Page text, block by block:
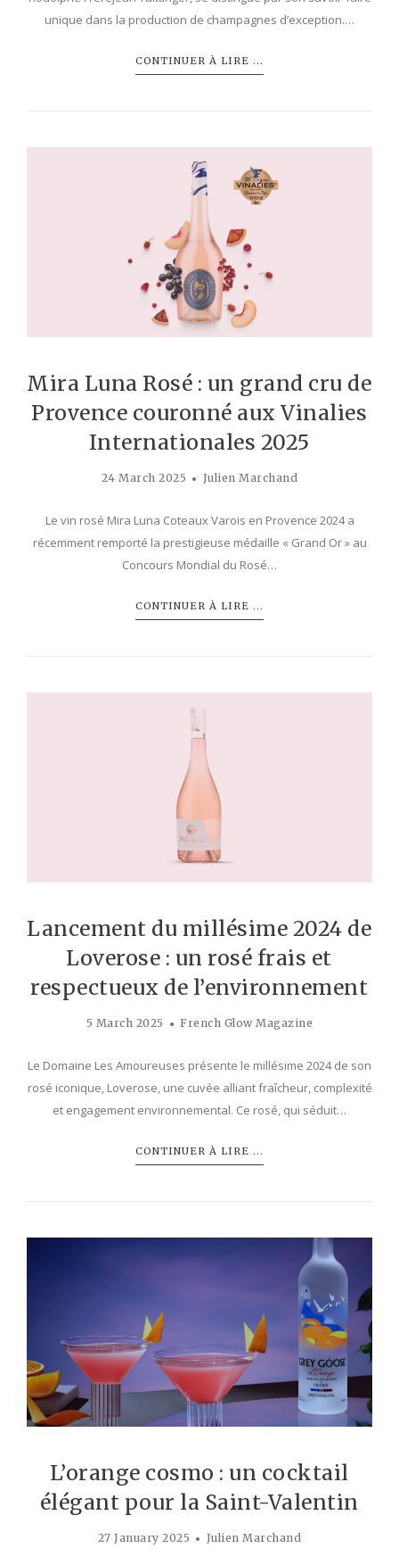
unique dans la production de champagnes d’exception.…
CONTINUER À LIRE ...
Mira Luna Rosé : un grand cru de
Provence couronné aux Vinalies
Internationales 2025
24 March 2025 Julien Marchand
Le vin rosé Mira Luna Coteaux Varois en Provence 2024 a
récemment remporté la prestigieuse médaille « Grand Or » au
Concours Mondial du Rosé…
CONTINUER À LIRE ...
Lancement du millésime 2024 de
Loverose : un rosé frais et
respectueux de l’environnement
5 March 2025 French Glow Magazine
Le Domaine Les Amoureuses présente le millésime 2024 de son
rosé iconique, Loverose, une cuvée alliant fraîcheur, complexité
et engagement environnemental. Ce rosé, qui séduit…
CONTINUER À LIRE ...
L’orange cosmo : un cocktail
élégant pour la Saint-Valentin
27 January 2025 Julien Marchand